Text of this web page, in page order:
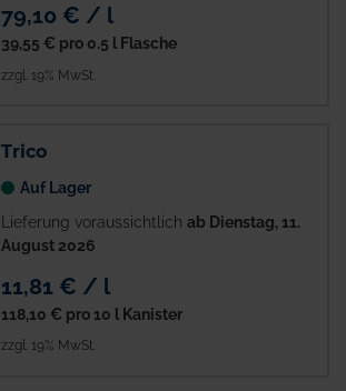
79,10 € / l
39,55 € pro 0.5 l Flasche
zzgl. 19% MwSt.
Trico
Auf Lager
Lieferung voraussichtlich ab Dienstag, 11.
August 2026
11,81 € / l
118,10 € pro 10 l Kanister
zzgl. 19% MwSt.